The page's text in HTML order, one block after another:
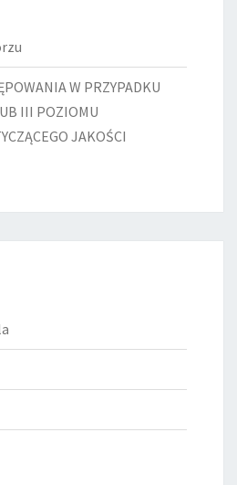
W PRZYPADKU
III POZIOMU
JAKOŚCI